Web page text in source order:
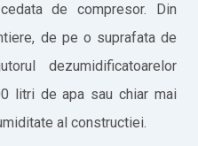
de compresor. Din
de pe o suprafata de
dezumidificatoarelor
litri de apa sau chiar mai
al constructiei.